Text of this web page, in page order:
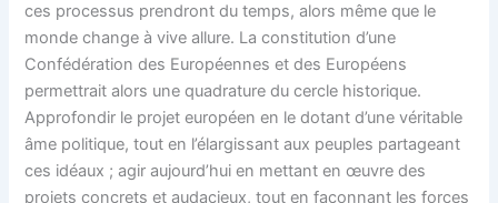
ces processus prendront du temps, alors même que le
monde change à vive allure. La constitution d’une
Confédération des Européennes et des Européens
permettrait alors une quadrature du cercle historique.
Approfondir le projet européen en le dotant d’une véritable
âme politique, tout en l’élargissant aux peuples partageant
ces idéaux ; agir aujourd’hui en mettant en œuvre des
projets concrets et audacieux, tout en façonnant les forces